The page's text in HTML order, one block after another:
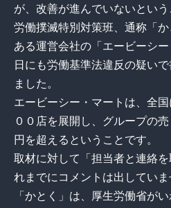
が、改善が進んでいないとい
労働撲滅特別対策班、通称「
ある運営会社の「エービーシ
日にも労働基準法違反の疑い
ました。
エービーシー・マートは、全
００店を展開し、グループの
円を超えるということです。
取材に対して「担当者と連絡
れまでにコメントは出していま
「かとく」は、厚生労働省が